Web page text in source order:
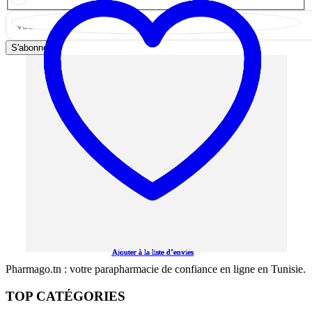
Ajouter à la liste d’envies
Ajouter à la liste d’envies
Ajouter à la liste d’envies
Ajouter à la liste d’envies
Ajouter à la liste d’envies
S'abonner
Pharmago.tn : votre parapharmacie de confiance en ligne en Tunisie.
TOP CATÉGORIES